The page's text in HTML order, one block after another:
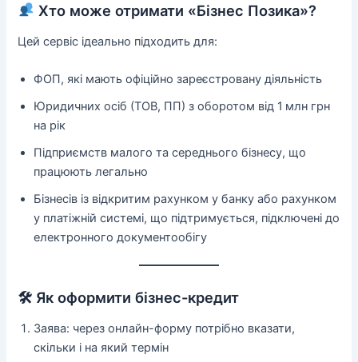
Хто може отримати «Бізнес Позика»?
Цей сервіс ідеально підходить для:
ФОП, які мають офіційно зареєстровану діяльність
Юридичних осіб (ТОВ, ПП) з оборотом від 1 млн грн
на рік
Підприємств малого та середнього бізнесу, що
працюють легально
Бізнесів із відкритим рахунком у банку або рахунком
у платіжній системі, що підтримується, підключені до
електронного документообігу
🛠 Як оформити бізнес-кредит
Заява: через онлайн-форму потрібно вказати,
скільки і на який термін